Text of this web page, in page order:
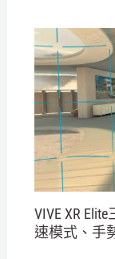
VIVE XR
速模式、手